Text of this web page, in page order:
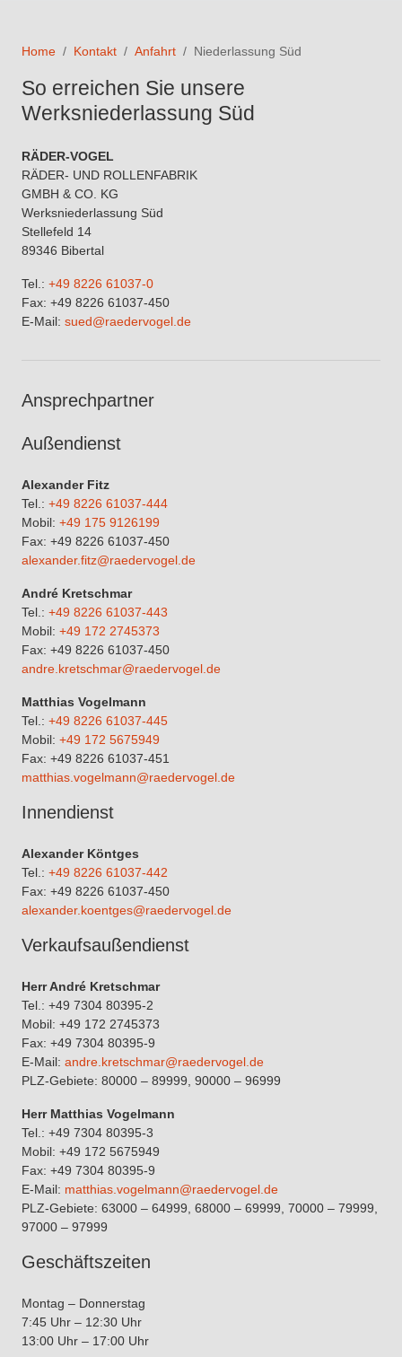
Home Kontakt Anfahrt Niederlassung Süd
So erreichen Sie unsere
Werksniederlassung Süd
RÄDER-VOGEL
RÄDER- UND ROLLENFABRIK
GMBH & CO. KG
Werksniederlassung Süd
Stellefeld 14
89346 Bibertal
Tel.: +49 8226 61037-0
Fax: +49 8226 61037-450
E-Mail: sued@raedervogel.de
Ansprechpartner
Außendienst
Alexander Fitz
Tel.: +49 8226 61037-444
Mobil: +49 175 9126199
Fax: +49 8226 61037-450
alexander.fitz@raedervogel.de
André Kretschmar
Tel.: +49 8226 61037-443
Mobil: +49 172 2745373
Fax: +49 8226 61037-450
andre.kretschmar@raedervogel.de
Matthias Vogelmann
Tel.: +49 8226 61037-445
Mobil: +49 172 5675949
Fax: +49 8226 61037-451
matthias.vogelmann@raedervogel.de
Innendienst
Alexander Köntges
Tel.: +49 8226 61037-442
Fax: +49 8226 61037-450
alexander.koentges@raedervogel.de
Verkaufsaußendienst
Herr André Kretschmar
Tel.: +49 7304 80395-2
Mobil: +49 172 2745373
Fax: +49 7304 80395-9
E-Mail: andre.kretschmar@raedervogel.de
PLZ-Gebiete: 80000 – 89999, 90000 – 96999
Herr Matthias Vogelmann
Tel.: +49 7304 80395-3
Mobil: +49 172 5675949
Fax: +49 7304 80395-9
E-Mail: matthias.vogelmann@raedervogel.de
PLZ-Gebiete: 63000 – 64999, 68000 – 69999, 70000 – 79999,
97000 – 97999
Geschäftszeiten
Montag – Donnerstag
7:45 Uhr – 12:30 Uhr
13:00 Uhr – 17:00 Uhr